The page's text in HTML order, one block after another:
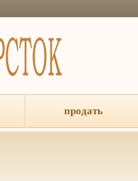
продать